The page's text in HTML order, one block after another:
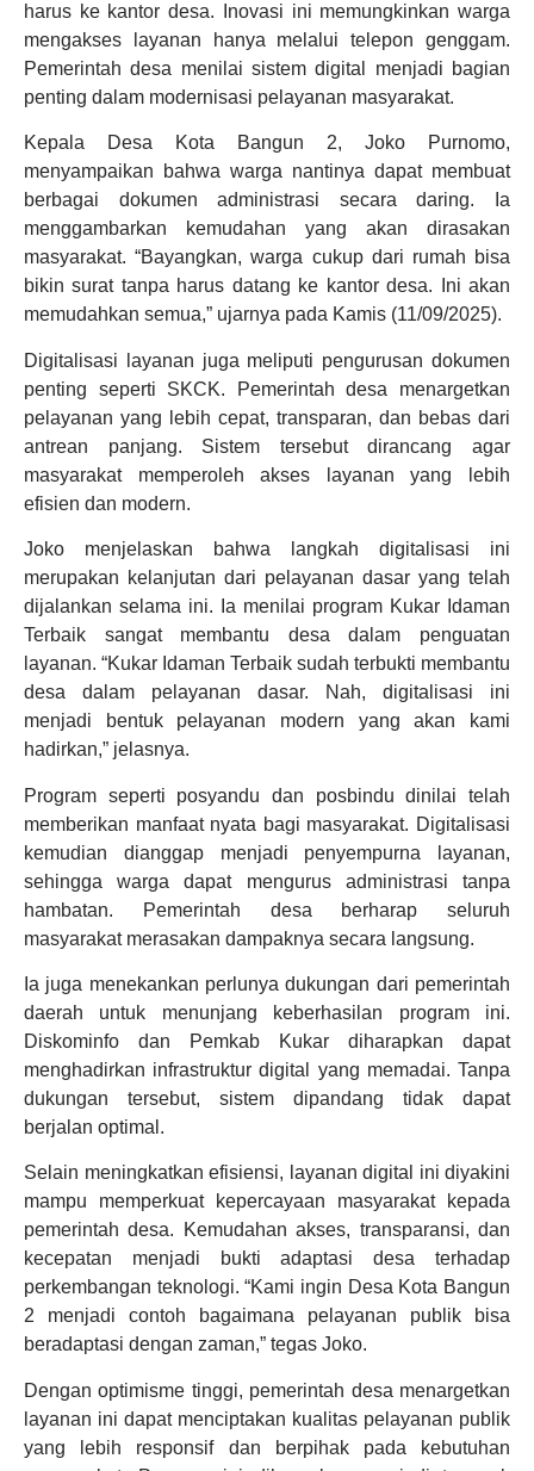
harus ke kantor desa. Inovasi ini memungkinkan warga
mengakses layanan hanya melalui telepon genggam.
Pemerintah desa menilai sistem digital menjadi bagian
penting dalam modernisasi pelayanan masyarakat.
Kepala Desa Kota Bangun 2, Joko Purnomo,
menyampaikan bahwa warga nantinya dapat membuat
berbagai dokumen administrasi secara daring. Ia
menggambarkan kemudahan yang akan dirasakan
masyarakat. “Bayangkan, warga cukup dari rumah bisa
bikin surat tanpa harus datang ke kantor desa. Ini akan
memudahkan semua,” ujarnya pada Kamis (11/09/2025).
Digitalisasi layanan juga meliputi pengurusan dokumen
penting seperti SKCK. Pemerintah desa menargetkan
pelayanan yang lebih cepat, transparan, dan bebas dari
antrean panjang. Sistem tersebut dirancang agar
masyarakat memperoleh akses layanan yang lebih
efisien dan modern.
Joko menjelaskan bahwa langkah digitalisasi ini
merupakan kelanjutan dari pelayanan dasar yang telah
dijalankan selama ini. Ia menilai program Kukar Idaman
Terbaik sangat membantu desa dalam penguatan
layanan. “Kukar Idaman Terbaik sudah terbukti membantu
desa dalam pelayanan dasar. Nah, digitalisasi ini
menjadi bentuk pelayanan modern yang akan kami
hadirkan,” jelasnya.
Program seperti posyandu dan posbindu dinilai telah
memberikan manfaat nyata bagi masyarakat. Digitalisasi
kemudian dianggap menjadi penyempurna layanan,
sehingga warga dapat mengurus administrasi tanpa
hambatan. Pemerintah desa berharap seluruh
masyarakat merasakan dampaknya secara langsung.
Ia juga menekankan perlunya dukungan dari pemerintah
daerah untuk menunjang keberhasilan program ini.
Diskominfo dan Pemkab Kukar diharapkan dapat
menghadirkan infrastruktur digital yang memadai. Tanpa
dukungan tersebut, sistem dipandang tidak dapat
berjalan optimal.
Selain meningkatkan efisiensi, layanan digital ini diyakini
mampu memperkuat kepercayaan masyarakat kepada
pemerintah desa. Kemudahan akses, transparansi, dan
kecepatan menjadi bukti adaptasi desa terhadap
perkembangan teknologi. “Kami ingin Desa Kota Bangun
2 menjadi contoh bagaimana pelayanan publik bisa
beradaptasi dengan zaman,” tegas Joko.
Dengan optimisme tinggi, pemerintah desa menargetkan
layanan ini dapat menciptakan kualitas pelayanan publik
yang lebih responsif dan berpihak pada kebutuhan